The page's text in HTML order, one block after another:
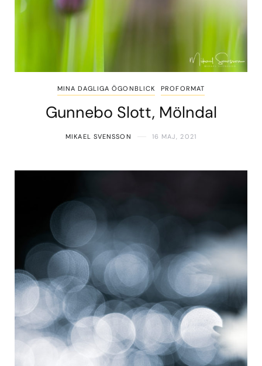
MINA DAGLIGA ÖGONBLICK PROFORMAT
Gunnebo Slott, Mölndal
MIKAEL SVENSSON 16 MAJ, 2021